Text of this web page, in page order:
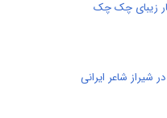
زیبای چک چک
شیراز شاعر ایرانی